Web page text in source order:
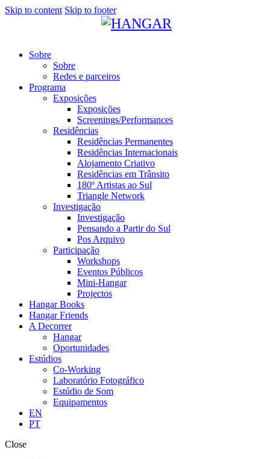
Skip to content Skip to footer
Sobre
Sobre
Redes e parceiros
Programa
Exposições
Exposições
Screenings/Performances
Residências
Residências Permanentes
Residências Internacionais
Alojamento Criativo
Residências em Trânsito
180º Artistas ao Sul
Triangle Network
Investigação
Investigação
Pensando a Partir do Sul
Pos Arquivo
Participação
Workshops
Eventos Públicos
Mini-Hangar
Projectos
Hangar Books
Hangar Friends
A Decorrer
Hangar
Oportunidades
Estúdios
Co-Working
Laboratório Fotográfico
Estúdio de Som
Equipamentos
EN
PT
Close